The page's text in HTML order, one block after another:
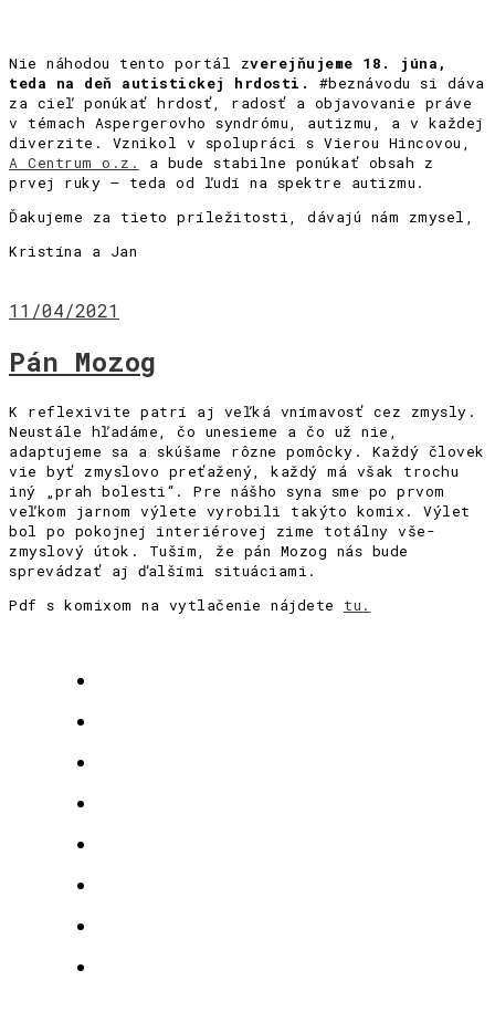
Nie náhodou tento portál zverejňujeme 18. júna,
teda na deň autistickej hrdosti.
#beznávodu si dáva
za cieľ ponúkať hrdosť, radosť a objavovanie práve
v témach Aspergerovho syndrómu, autizmu, a v každej
diverzite. Vznikol v spolupráci s Vierou Hincovou,
A Centrum o.z.
a bude stabilne ponúkať obsah z
prvej ruky – teda od ľudí na spektre autizmu.
Ďakujeme za tieto príležitosti, dávajú nám zmysel,
Kristína a Jan
11/04/2021
Pán Mozog
K reflexivite patrí aj veľká vnímavosť cez zmysly.
Neustále hľadáme, čo unesieme a čo už nie,
adaptujeme sa a skúšame rôzne pomôcky. Každý človek
vie byť zmyslovo preťažený, každý má však trochu
iný „prah bolesti“. Pre nášho syna sme po prvom
veľkom jarnom výlete vyrobili takýto komix. Výlet
bol po pokojnej interiérovej zime totálny vše-
zmyslový útok. Tuším, že pán Mozog nás bude
sprevádzať aj ďalšími situáciami.
Pdf s komixom na vytlačenie nájdete tu.